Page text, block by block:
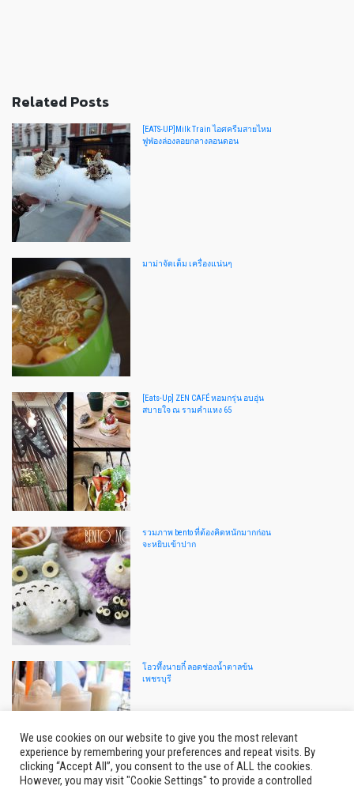
Related Posts
[EATS-UP]Milk Train ไอศครีมสายไหม
ฟูฟ่องล่องลอยกลางลอนดอน
มาม่าจัดเต็ม เครื่องแน่นๆ
[Eats-Up] ZEN CAFÉ หอมกรุ่น อบอุ่น
สบายใจ ณ รามคำแหง 65
รวมภาพ bento ที่ต้องคิดหนักมากก่อน
จะหยิบเข้าปาก
โอวทึ้งนายกี๋ ลอดช่องน้ำตาลข้น
เพชรบุรี
We use cookies on our website to give you the most relevant
experience by remembering your preferences and repeat visits. By
clicking “Accept All”, you consent to the use of ALL the cookies.
However, you may visit "Cookie Settings" to provide a controlled